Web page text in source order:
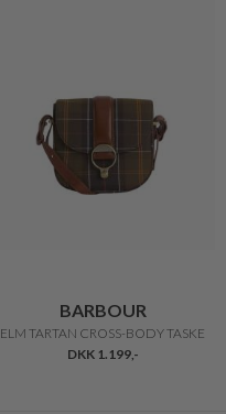
BARBOUR
ELM TARTAN CROSS-BODY TASKE
DKK 1.199,-